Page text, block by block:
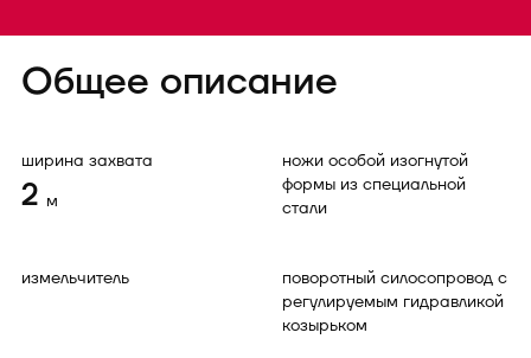
Общее описание
ширина захвата
2 м
ножи особой изогнутой
формы из специальной
стали
измельчитель
поворотный силосопровод с
регулируемым гидравликой
козырьком